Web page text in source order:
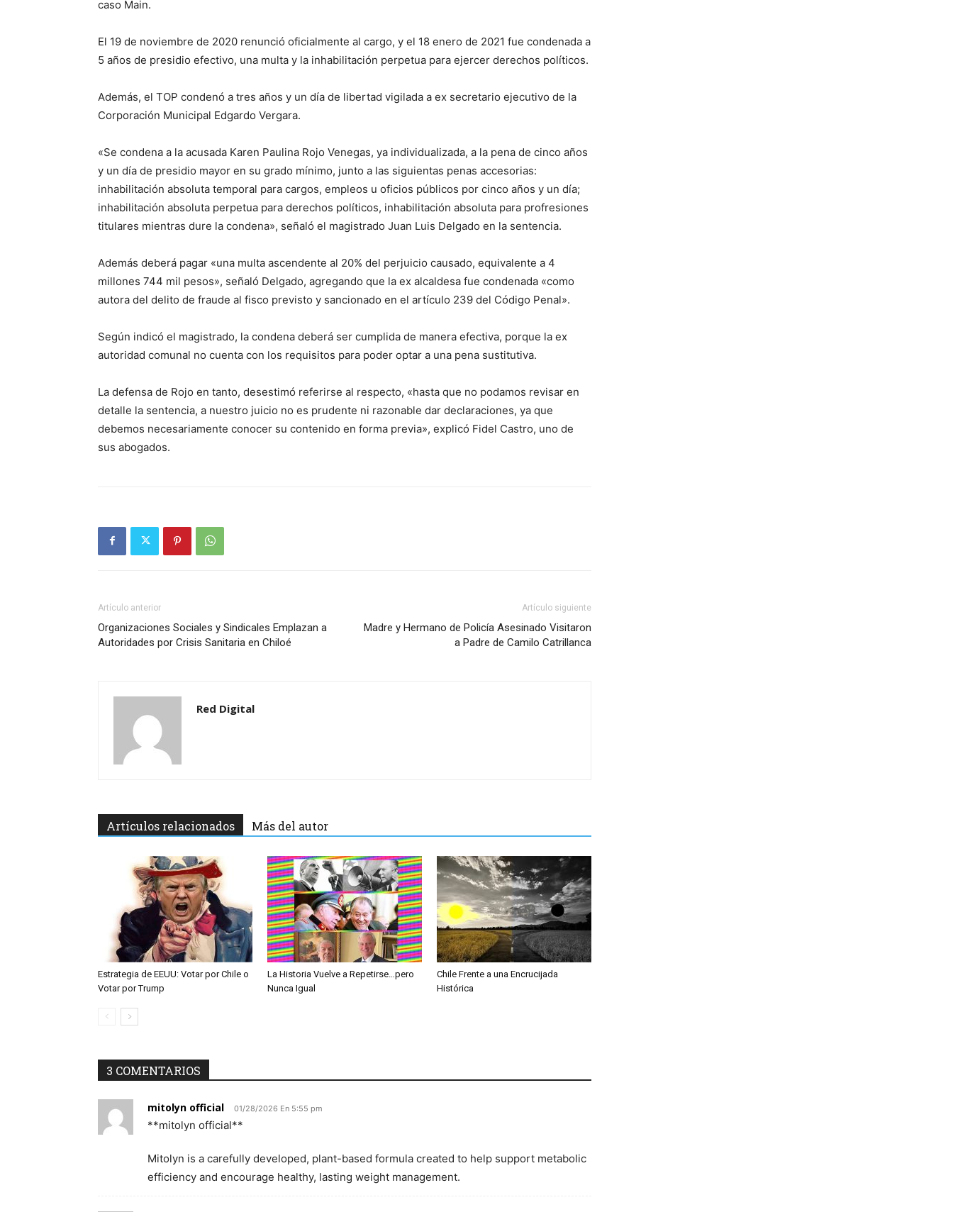
caso Main.
El 19 de noviembre de 2020 renunció oficialmente al cargo,​ y el 18 enero de 2021 fue condenada a
5 años de presidio efectivo, una multa y la inhabilitación perpetua para ejercer derechos políticos.​
Además, el TOP condenó a tres años y un día de libertad vigilada a ex secretario ejecutivo de la
Corporación Municipal Edgardo Vergara.
«Se condena a la acusada Karen Paulina Rojo Venegas, ya individualizada, a la pena de cinco años
y un día de presidio mayor en su grado mínimo, junto a las siguientas penas accesorias:
inhabilitación absoluta temporal para cargos, empleos u oficios públicos por cinco años y un día;
inhabilitación absoluta perpetua para derechos políticos, inhabilitación absoluta para profresiones
titulares mientras dure la condena», señaló el magistrado Juan Luis Delgado en la sentencia.
Además deberá pagar «una multa ascendente al 20% del perjuicio causado, equivalente a 4
millones 744 mil pesos», señaló Delgado, agregando que la ex alcaldesa fue condenada «como
autora del delito de fraude al fisco previsto y sancionado en el artículo 239 del Código Penal».
Según indicó el magistrado, la condena deberá ser cumplida de manera efectiva, porque la ex
autoridad comunal no cuenta con los requisitos para poder optar a una pena sustitutiva.
La defensa de Rojo en tanto, desestimó referirse al respecto, «hasta que no podamos revisar en
detalle la sentencia, a nuestro juicio no es prudente ni razonable dar declaraciones, ya que
debemos necesariamente conocer su contenido en forma previa», explicó Fidel Castro, uno de
sus abogados.
Artículo anterior
Organizaciones Sociales y Sindicales Emplazan a
Autoridades por Crisis Sanitaria en Chiloé
Artículo siguiente
Madre y Hermano de Policía Asesinado Visitaron
a Padre de Camilo Catrillanca
Red Digital
Artículos relacionados Más del autor
Estrategia de EEUU: Votar por Chile o
Votar por Trump
La Historia Vuelve a Repetirse…pero
Nunca Igual
Chile Frente a una Encrucijada
Histórica
3 COMENTARIOS
mitolyn official 01/28/2026 En 5:55 pm
**mitolyn official**
Mitolyn is a carefully developed, plant-based formula created to help support metabolic
efficiency and encourage healthy, lasting weight management.